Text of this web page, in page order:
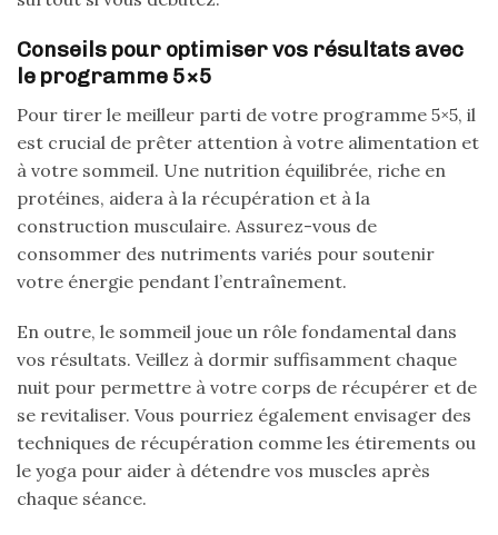
Conseils pour optimiser vos résultats avec
le programme 5×5
Pour tirer le meilleur parti de votre programme 5×5, il
est crucial de prêter attention à votre alimentation et
à votre sommeil. Une nutrition équilibrée, riche en
protéines, aidera à la récupération et à la
construction musculaire. Assurez-vous de
consommer des nutriments variés pour soutenir
votre énergie pendant l’entraînement.
En outre, le sommeil joue un rôle fondamental dans
vos résultats. Veillez à dormir suffisamment chaque
nuit pour permettre à votre corps de récupérer et de
se revitaliser. Vous pourriez également envisager des
techniques de récupération comme les étirements ou
le yoga pour aider à détendre vos muscles après
chaque séance.